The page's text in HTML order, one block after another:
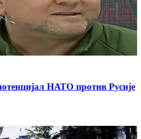
НАТО против Русије